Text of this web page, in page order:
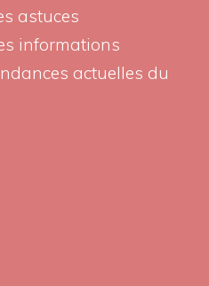
astuces
informations
actuelles du